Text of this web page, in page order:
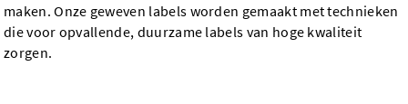
maken. Onze geweven labels worden gemaakt met technieken
die voor opvallende, duurzame labels van hoge kwaliteit
zorgen.